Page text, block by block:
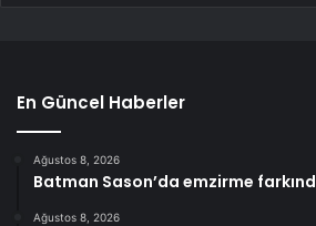
En Güncel Haberler
Ağustos 8, 2026
Batman Sason’da emzirme
Ağustos 8, 2026